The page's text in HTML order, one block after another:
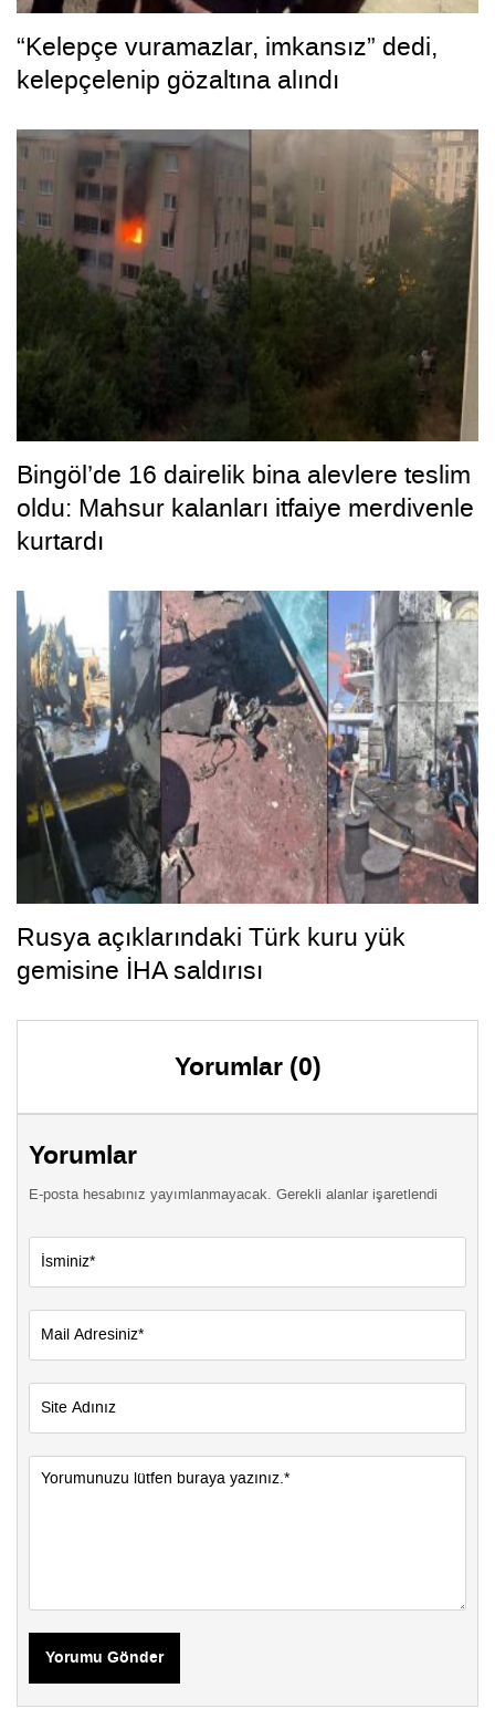
“Kelepçe vuramazlar, imkansız” dedi,
kelepçelenip gözaltına alındı
Bingöl’de 16 dairelik bina alevlere teslim
oldu: Mahsur kalanları itfaiye merdivenle
kurtardı
Rusya açıklarındaki Türk kuru yük
gemisine İHA saldırısı
Yorumlar (0)
Yorumlar
E-posta hesabınız yayımlanmayacak. Gerekli alanlar işaretlendi
Yorumu Gönder